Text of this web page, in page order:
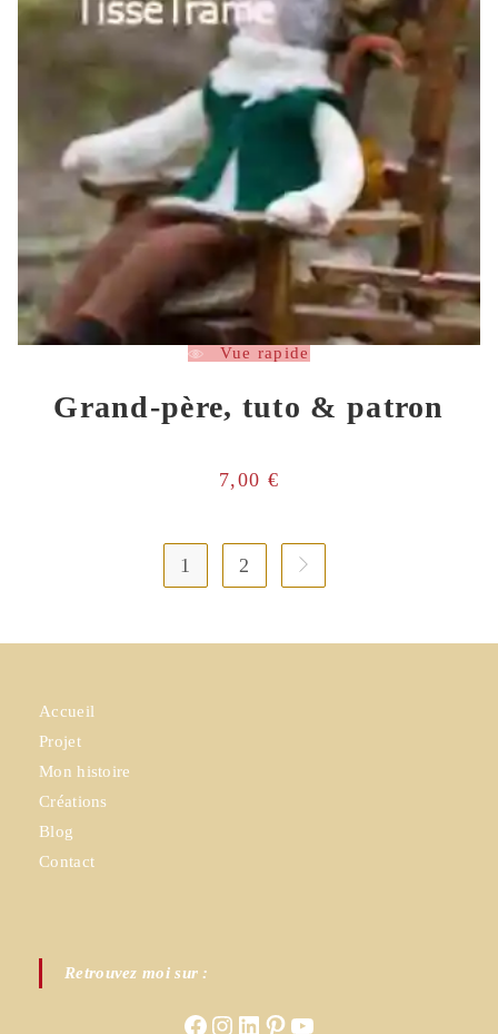
Vue rapide
Grand-père, tuto & patron
7,00 €
1 2
Accueil
Projet
Mon histoire
Créations
Blog
Contact
Retrouvez moi sur :
FacebookInstagram
LinkedIn
PinterestYouTube